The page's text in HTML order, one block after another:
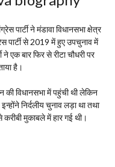
पार्टी ने मंडावा विधानसभा क्षेत्र
पार्टी से 2019 में हुए उपचुनाव में
एक बार फिर से रीटा चौधरी पर
है।
की विधानसभा में पहुंची थी लेकिन
निर्दलीय चुनाव लड़ा था तथा
मुकाबले में हार गई थी।